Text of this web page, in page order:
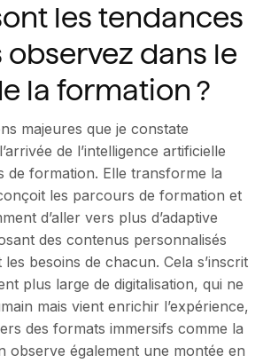
les tendances
observez dans le
la formation ?
majeures que je constate
de l’intelligence artificielle
de formation. Elle transforme la
les parcours de formation et
d’aller vers plus d’adaptive
des contenus personnalisés
besoins de chacun. Cela s’inscrit
plus large de digitalisation, qui ne
mais vient enrichir l’expérience,
des formats immersifs comme la
observe également une montée en